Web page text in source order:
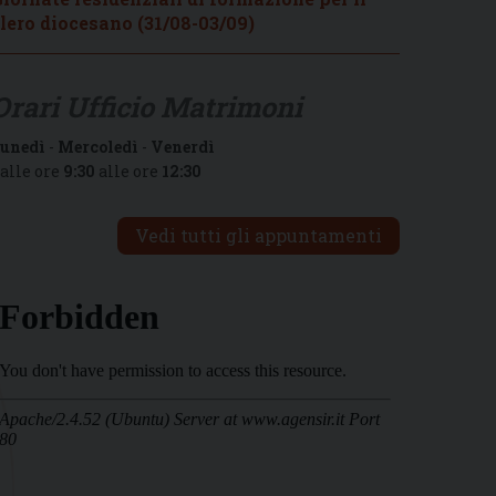
diocesano (31/08-03/09)
- Mercoledì - Venerdì
ore 9:30 alle ore 12:30
Vedi tutti gli appuntamenti